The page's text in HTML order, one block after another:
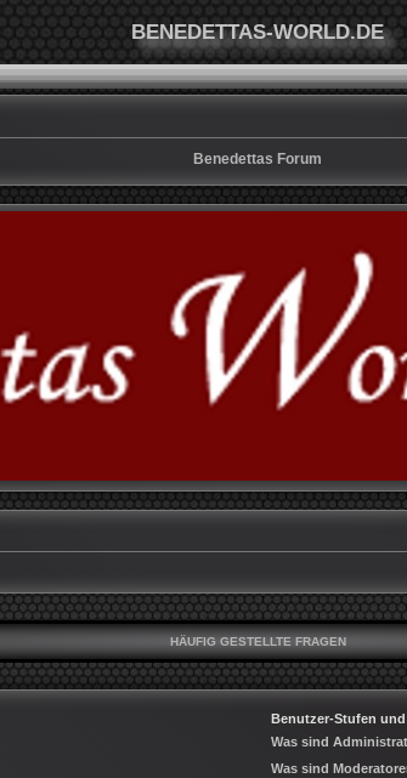
BENEDETTAS-WORLD.DE
Benedettas Forum
HÄUFIG GESTELLTE FRAGEN
Benutzer-Stufen
Was sind
Was sind